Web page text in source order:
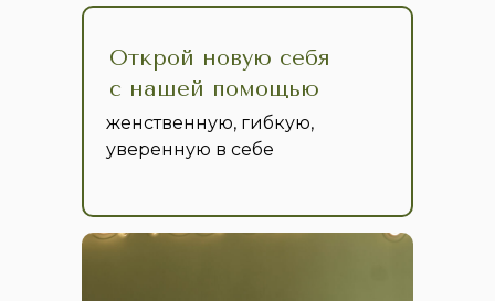
Открой новую себя
с нашей помощью
женственную, гибкую,
уверенную в себе